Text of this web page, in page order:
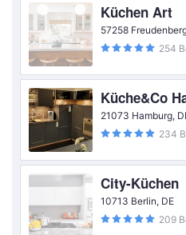
Küchen Art
57258
254
Küche&Co
21073 Hamburg,
234
City-Küchen
10713 Berlin, DE
209